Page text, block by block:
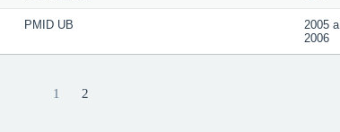
PMID UB 2005 a
2006
1 2